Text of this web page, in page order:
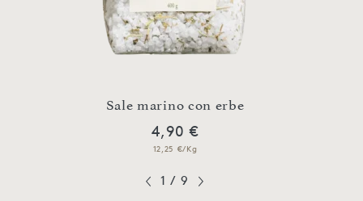
Sale marino con erbe
4,90 €
12,25 €/Kg
1 / 9